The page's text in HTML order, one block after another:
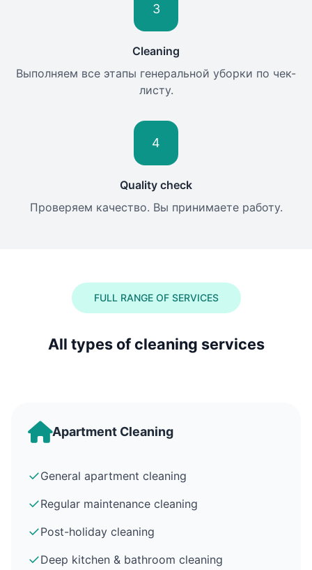
3
Cleaning
Выполняем все этапы генеральной уборки по чек-
листу.
4
Quality check
Проверяем качество. Вы принимаете работу.
FULL RANGE OF SERVICES
All types of cleaning services
Apartment Cleaning
✓General apartment cleaning
✓Regular maintenance cleaning
✓Post-holiday cleaning
✓Deep kitchen & bathroom cleaning